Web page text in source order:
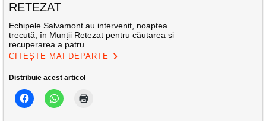
RETEZAT
Echipele Salvamont au intervenit, noaptea
trecută, în Munții Retezat pentru căutarea și
recuperarea a patru
CITEȘTE MAI DEPARTE
Distribuie acest articol